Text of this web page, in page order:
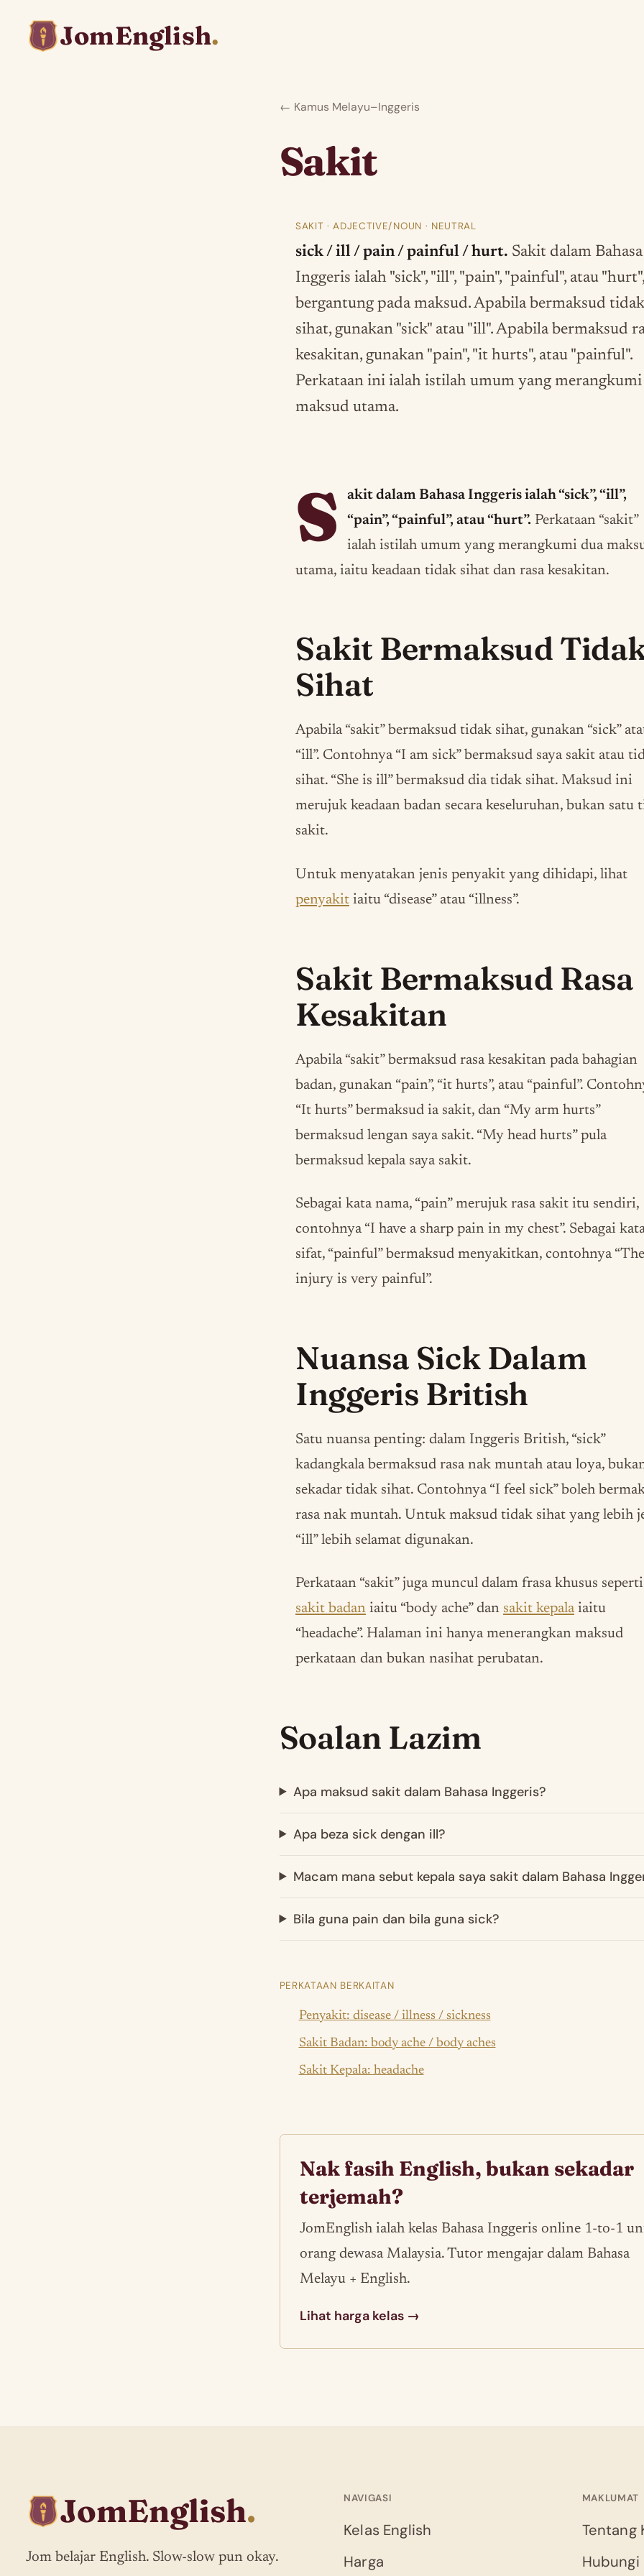
JomEnglish.
← Kamus Melayu–Inggeris
Sakit
SAKIT · ADJECTIVE/NOUN · NEUTRAL
sick / ill / pain / painful / hurt. Sakit dalam Bahasa
Inggeris ialah "sick", "ill", "pain", "painful", atau "hurt",
bergantung pada maksud. Apabila bermaksud tidak
sihat, gunakan "sick" atau "ill". Apabila bermaksud
kesakitan, gunakan "pain", "it hurts", atau "painful".
Perkataan ini ialah istilah umum yang merangkumi
maksud utama.
S
akit dalam Bahasa Inggeris ialah “sick”, “ill”,
“pain”, “painful”, atau “hurt”. Perkataan “sakit”
ialah istilah umum yang merangkumi dua
utama, iaitu keadaan tidak sihat dan rasa kesakitan.
Sakit Bermaksud
Sihat
Apabila “sakit” bermaksud tidak sihat, gunakan “sick”
“ill”. Contohnya “I am sick” bermaksud saya sakit atau
sihat. “She is ill” bermaksud dia tidak sihat. Maksud ini
merujuk keadaan badan secara keseluruhan, bukan satu
sakit.
Untuk menyatakan jenis penyakit yang dihidapi, lihat
penyakit iaitu “disease” atau “illness”.
Sakit Bermaksud Rasa
Kesakitan
Apabila “sakit” bermaksud rasa kesakitan pada bahagian
badan, gunakan “pain”, “it hurts”, atau “painful”.
“It hurts” bermaksud ia sakit, dan “My arm hurts”
bermaksud lengan saya sakit. “My head hurts” pula
bermaksud kepala saya sakit.
Sebagai kata nama, “pain” merujuk rasa sakit itu sendiri,
contohnya “I have a sharp pain in my chest”. Sebagai
sifat, “painful” bermaksud menyakitkan, contohnya “The
injury is very painful”.
Nuansa Sick Dalam
Inggeris British
Satu nuansa penting: dalam Inggeris British, “sick”
kadangkala bermaksud rasa nak muntah atau loya,
sekadar tidak sihat. Contohnya “I feel sick” boleh
rasa nak muntah. Untuk maksud tidak sihat yang lebih
“ill” lebih selamat digunakan.
Perkataan “sakit” juga muncul dalam frasa khusus seperti
sakit badan iaitu “body ache” dan sakit kepalaiaitu
“headache”. Halaman ini hanya menerangkan maksud
perkataan dan bukan nasihat perubatan.
Soalan Lazim
Apa maksud sakit dalam Bahasa Inggeris?
Apa beza sick dengan ill?
Macam mana sebut kepala saya sakit dalam Bahasa
Bila guna pain dan bila guna sick?
PERKATAAN BERKAITAN
Penyakit: disease / illness / sickness
Sakit Badan: body ache / body aches
Sakit Kepala: headache
Nak fasih English, bukan sekadar
terjemah?
JomEnglish ialah kelas Bahasa Inggeris online 1-to-1
orang dewasa Malaysia. Tutor mengajar dalam Bahasa
Melayu + English.
Lihat harga kelas →
JomEnglish.
Jom belajar English. Slow-slow pun okay.
NAVIGASI
Kelas English
Harga
MAKLUMAT
Tentang
Hubungi